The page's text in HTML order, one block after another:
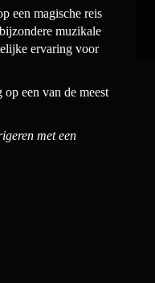
een magische reis
muzikale
ervaring voor
een van de meest
met een